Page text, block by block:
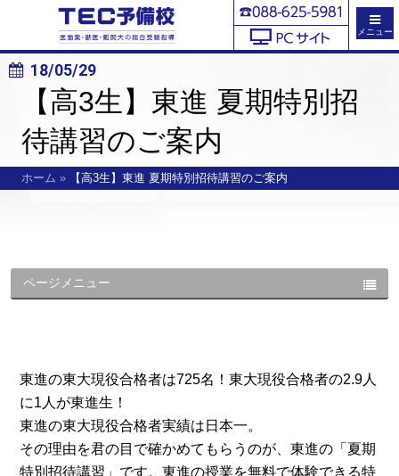
メニュー
18/05/29
【高3生】東進 夏期特別招
待講習のご案内
ホーム » 【高3生】東進 夏期特別招待講習のご案内
ページメニュー
東進の東大現役合格者は725名！東大現役合格者の2.9人
に1人が東進生！
東進の東大現役合格者実績は日本一。
その理由を君の目で確かめてもらうのが、東進の「夏期
特別招待講習」です。東進の授業を無料で体験できる特